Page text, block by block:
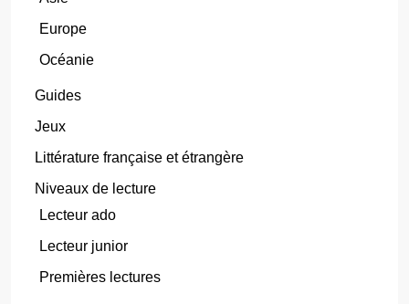
Europe
Océanie
Guides
Jeux
Littérature française et étrangère
Niveaux de lecture
Lecteur ado
Lecteur junior
Premières lectures